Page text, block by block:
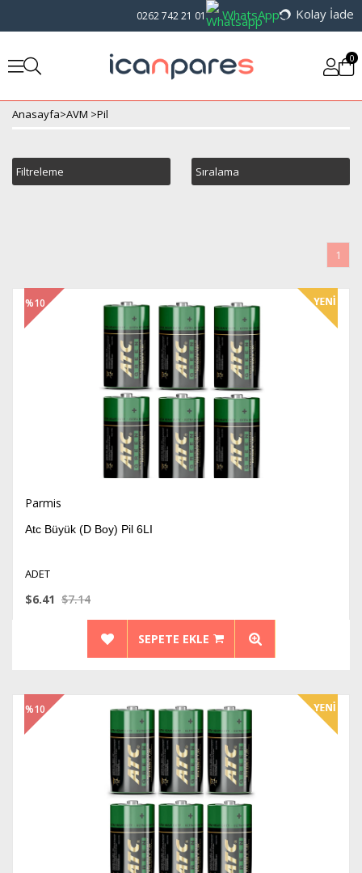
0262 742 21 01 WhatsApp Kolay İade
0
Anasayfa>AVM >Pil
Filtreleme Sıralama
1
Parmis
Atc Büyük (D Boy) Pil 6LI
ADET
$6.41 $7.14
SEPETE EKLE
%10
%10